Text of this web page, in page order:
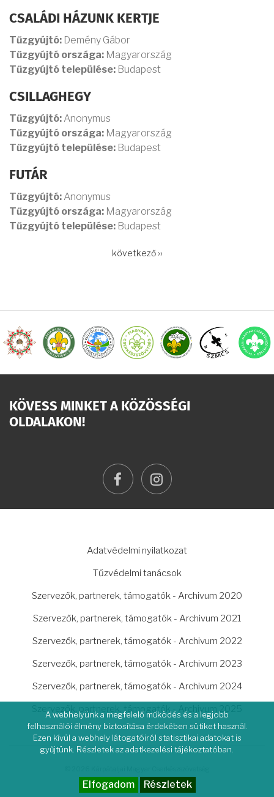
CSALÁDI HÁZUNK KERTJE
Tűzgyújtó: Demény Gábor
Tűzgyújtó országa: Magyarország
Tűzgyújtó települése: Budapest
CSILLAGHEGY
Tűzgyújtó: Anonymus
Tűzgyújtó országa: Magyarország
Tűzgyújtó települése: Budapest
FUTÁR
Tűzgyújtó: Anonymus
Tűzgyújtó országa: Magyarország
Tűzgyújtó települése: Budapest
Következő
következő ››
KÖVESS MINKET A KÖZÖSSÉGI
OLDALAKON!
facebookinstagram
Adatvédelmi nyilatkozat
Tűzvédelmi tanácsok
Szervezők, partnerek, támogatók - Archivum 2020
Szervezők, partnerek, támogatók - Archivum 2021
Szervezők, partnerek, támogatók - Archivum 2022
Szervezők, partnerek, támogatók - Archivum 2023
Szervezők, partnerek, támogatók - Archivum 2024
Szervezők, partnerek, támogatók - Archivum 2025
A webhelyünk a megfelelő működés és a legjobb
felhasználói élmény biztosítása érdekében sütiket használ.
Ezen kívül a webhely látogatóiról statisztikai adatokat is
gyűjtünk. Részletek az adatkezelési tájékoztatóban.
Elfogadom Részletek